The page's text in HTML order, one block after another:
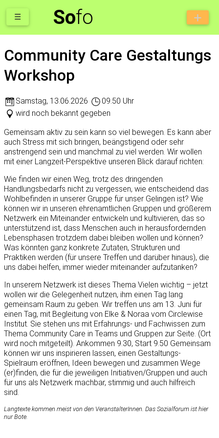
Sofo
☰
Community Care Gestaltungs
Workshop
Samstag, 13.06.2026
09.50 Uhr
wird noch bekannt gegeben
Gemeinsam aktiv zu sein kann so viel bewegen. Es kann aber
auch Stress mit sich bringen, beängstigend oder sehr
anstrengend sein und manchmal zu viel werden. Wir wollen
mit einer Langzeit-Perspektive unseren Blick darauf richten:
Wie finden wir einen Weg, trotz des dringenden
Handlungsbedarfs nicht zu vergessen, wie entscheidend das
Wohlbefinden in unserer Gruppe für unser Gelingen ist? Wie
können wir in unseren ehrenamtlichen Gruppen und größerem
Netzwerk ein Miteinander entwickeln und kultivieren, das so
unterstützend ist, dass Menschen auch in herausfordernden
Lebensphasen trotzdem dabei bleiben wollen und können?
Was könnten ganz konkrete Zutaten, Strukturen und
Praktiken werden (für unsere Treffen und darüber hinaus), die
uns dabei helfen, immer wieder miteinander aufzutanken?
In unserem Netzwerk ist dieses Thema Vielen wichtig – jetzt
wollen wir die Gelegenheit nutzen, ihm einen Tag lang
gemeinsam Raum zu geben. Wir treffen uns am 13. Juni für
einen Tag, mit Begleitung von Elke & Noraa vom Circlewise
Institut. Sie stehen uns mit Erfahrungs- und Fachwissen zum
Thema Community Care in Teams und Gruppen zur Seite. (Ort
wird noch mitgeteilt). Ankommen 9.30, Start 9.50 Gemeinsam
können wir uns inspirieren lassen, einen Gestaltungs-
Spielraum eröffnen, Ideen bewegen und zusammen Wege
(er)finden, die für die jeweiligen Initiativen/Gruppen und auch
für uns als Netzwerk machbar, stimmig und auch hilfreich
sind.
Langtexte kommen meist von den VeranstalterInnen. Das Sozialforum ist hier
nur Bote.